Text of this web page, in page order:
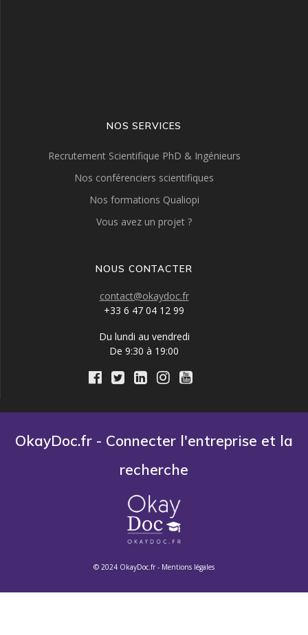
NOS SERVICES
Recrutement Scientifique PhD & Ingénieurs
Nos conférenciers scientifiques
Nos formations Qualiopi
Vous avez un projet ?
NOUS CONTACTER
contact@okaydoc.fr
+33 6 47 04 12 99
Du lundi au vendredi
De 9:30 à 19:00
OkayDoc.fr - Connecter l'entreprise et la
recherche
© 2024 OkayDoc.fr - Mentions légales